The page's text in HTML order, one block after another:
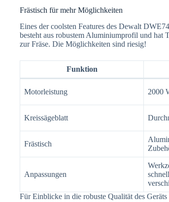
Frästisch für mehr Möglichkeiten
Eines der coolsten Features des Dewalt
besteht aus robustem Aluminiumprofil und hat
zur Fräse. Die Möglichkeiten sind riesig!
Funktion
Motorleistung 2000
Kreissägeblatt
Frästisch
Anpassungen
Für Einblicke in die robuste Qualität des